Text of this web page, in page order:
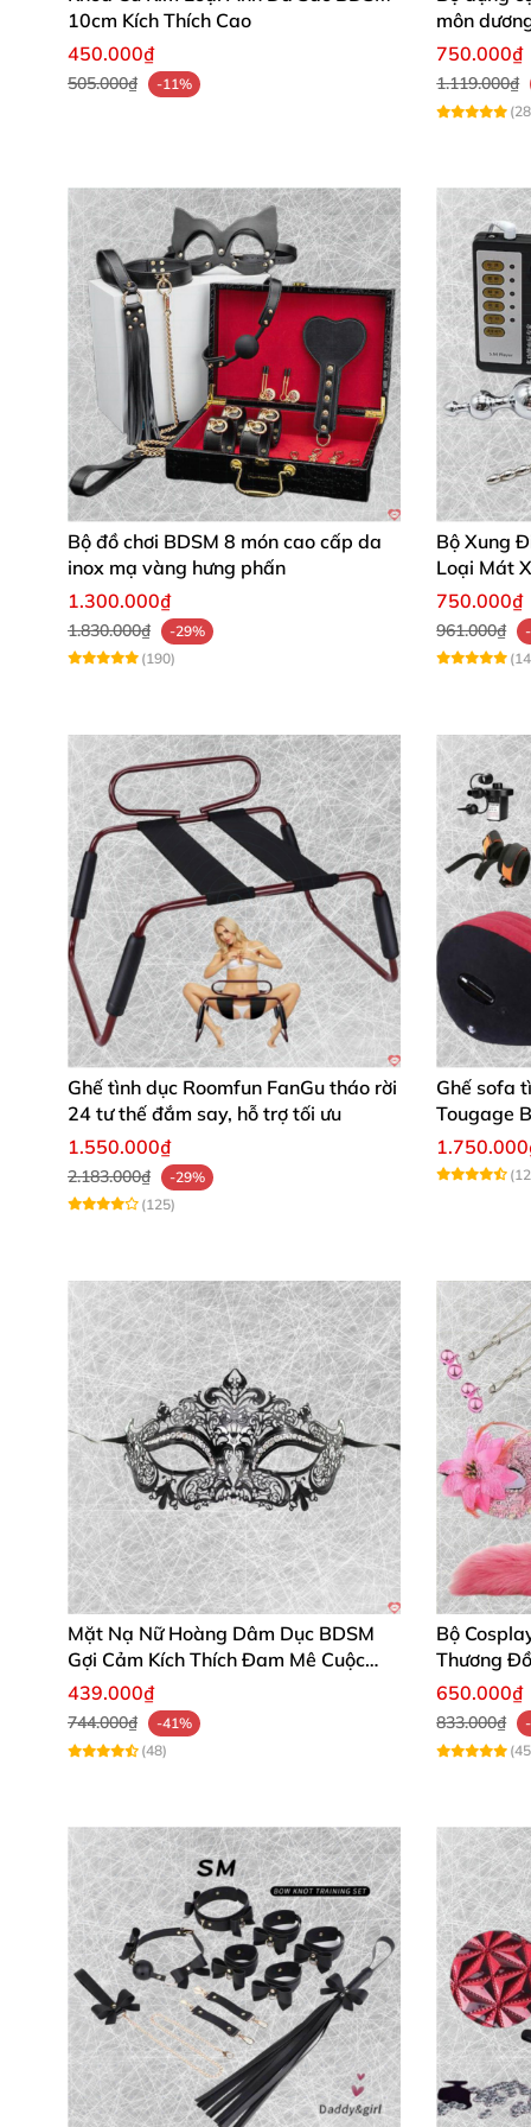
Dễ dàng phối với sơ mi tối giản hoặc áo
Thích hợp cho mọi độ tuổi và vóc dáng
Mua ngay Orbit Day Collar đen vàng để
Bạn muốn bản này có thêm 2–3 tiêu đề
10cm Kích Thích Cao
450.000₫
505.000₫ -11%
môn
750.000₫
1.119.000₫
Bộ đồ chơi BDSM 8 món cao cấp da
inox mạ vàng hưng phấn
1.300.000₫
1.830.000₫
-29%
(190)
Bộ Xung
Loại Mát
750.000₫
961.000₫
Ghế tình dục Roomfun FanGu tháo rời
24 tư thế đắm say, hỗ trợ tối ưu
1.550.000₫
2.183.000₫
-29%
(125)
Ghế sofa
Tougage
hoa,
Mặt Nạ Nữ Hoàng Dâm Dục BDSM
Gợi Cảm Kích Thích Đam Mê Cuộc
Yêu
439.000₫
744.000₫
-41%
(48)
Bộ
Thương
650.000₫
833.000₫